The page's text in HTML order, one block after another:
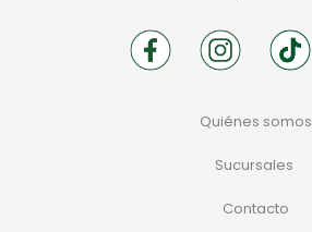
Quiénes somos
Sucursales
Contacto